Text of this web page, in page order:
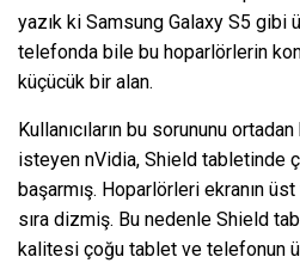
yazık ki Samsung Galaxy S5 gibi
telefonda bile bu hoparlörlerin
küçücük bir alan.
Kullanıcıların bu sorununu
isteyen nVidia, Shield tabletinde
başarmış. Hoparlörleri ekranın üst
sıra dizmiş. Bu nedenle Shield
kalitesi çoğu tablet ve telefonun